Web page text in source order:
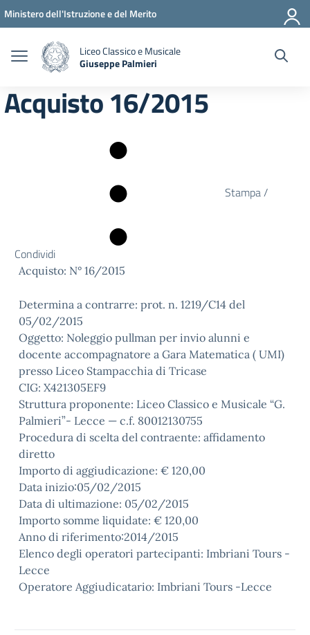
Vai ai contenuti
Vai al menu di navigazione
Vai al footer
Ministero dell'Istruzione e del Merito
Liceo Classico e Musicale
Giuseppe Palmieri
Acquisto 16/2015
Stampa /
Condividi
Acquisto: N° 16/2015
Determina a contrarre: prot. n. 1219/C14 del
05/02/2015
Oggetto: Noleggio pullman per invio alunni e
docente accompagnatore a Gara Matematica ( UMI)
presso Liceo Stampacchia di Tricase
CIG: X421305EF9
Struttura proponente: Liceo Classico e Musicale “G.
Palmieri”- Lecce — c.f. 80012130755
Procedura di scelta del contraente: affidamento
diretto
Importo di aggiudicazione: € 120,00
Data inizio:05/02/2015
Data di ultimazione: 05/02/2015
Importo somme liquidate: € 120,00
Anno di riferimento:2014/2015
Elenco degli operatori partecipanti: Imbriani Tours -
Lecce
Operatore Aggiudicatario: Imbriani Tours -Lecce